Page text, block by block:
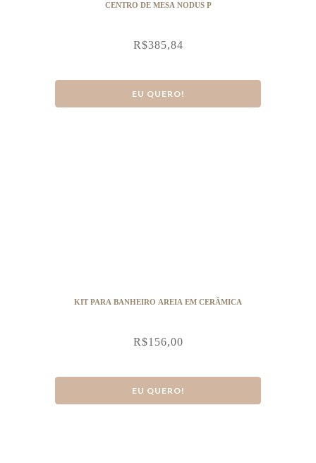
CENTRO DE MESA NODUS P
R$385,84
EU QUERO!
KIT PARA BANHEIRO AREIA EM CERÂMICA
R$156,00
EU QUERO!